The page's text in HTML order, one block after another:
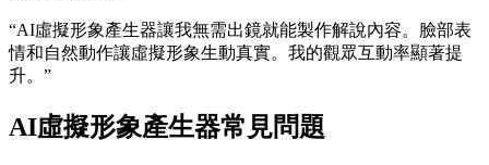
“AI虛擬形象產生器讓我無需出鏡就能製作解說內容。臉部表
情和自然動作讓虛擬形象生動真實。我的觀眾互動率顯著提
升。 ”
AI虛擬形象產生器常見問題